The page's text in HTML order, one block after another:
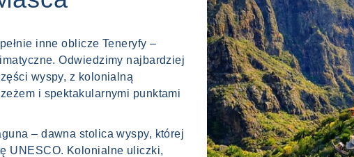
inne oblicze Teneryfy –
Odwiedzimy najbardziej
wyspy, z kolonialną
i spektakularnymi punktami
– dawna stolica wyspy, której
UNESCO. Kolonialne uliczki,